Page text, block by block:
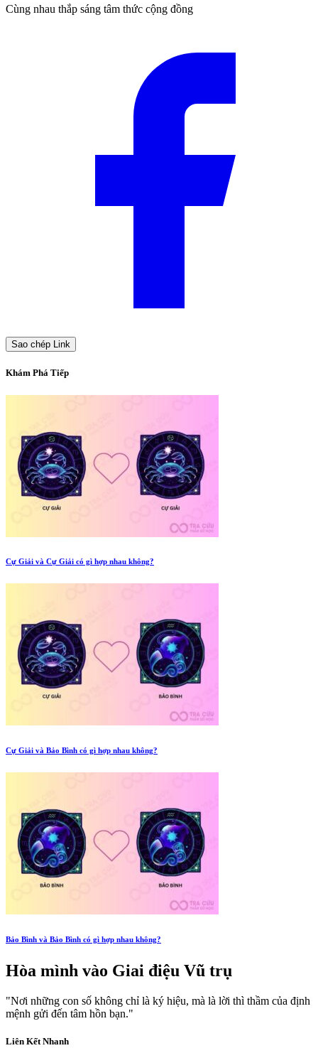
Cùng nhau thắp sáng tâm thức cộng đồng
Sao chép Link
Khám Phá Tiếp
Cự Giải và Cự Giải có gì hợp nhau không?
Cự Giải và Bảo Bình có gì hợp nhau không?
Bảo Bình và Bảo Bình có gì hợp nhau không?
Hòa mình vào Giai điệu Vũ trụ
"Nơi những con số không chỉ là ký hiệu, mà là lời thì thầm của định
mệnh gửi đến tâm hồn bạn."
Liên Kết Nhanh